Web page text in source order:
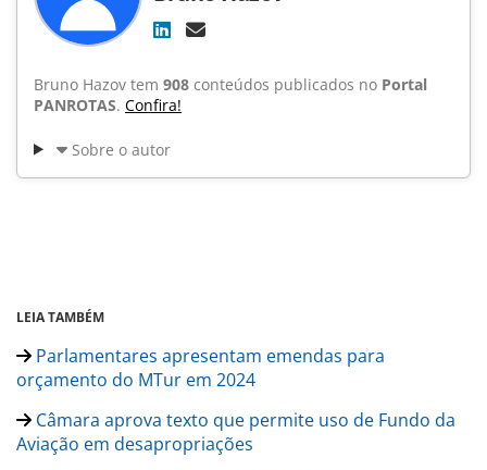
Bruno Hazov tem 908 conteúdos publicados no Portal
PANROTAS. Confira!
Sobre o autor
LEIA TAMBÉM
Parlamentares apresentam emendas para
orçamento do MTur em 2024
Câmara aprova texto que permite uso de Fundo da
Aviação em desapropriações